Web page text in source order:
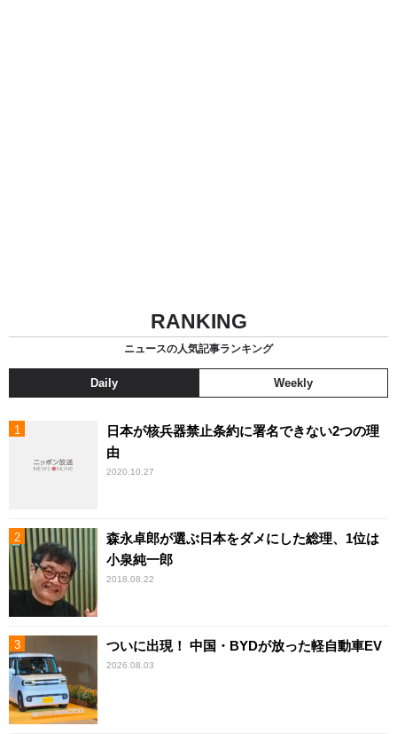
RANKING
ニュースの人気記事ランキング
Daily Weekly
日本が核兵器禁止条約に署名できない2つの理
由
2020.10.27
森永卓郎が選ぶ日本をダメにした総理、1位は
小泉純一郎
2018.08.22
ついに出現！ 中国・BYDが放った軽自動車EV
2026.08.03